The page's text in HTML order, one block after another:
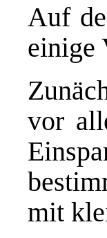
Auf
einige
vor
mit